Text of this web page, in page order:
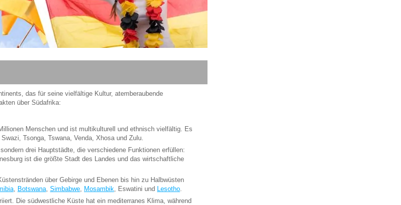
das für seine vielfältige Kultur, atemberaubende
über Südafrika:
Menschen und ist multikulturell und ethnisch vielfältig. Es
Tsonga, Tswana, Venda, Xhosa und Zulu.
drei Hauptstädte, die verschiedene Funktionen erfüllen:
ist die größte Stadt des Landes und das wirtschaftliche
über Gebirge und Ebenen bis hin zu Halbwüsten
, Botswana, Simbabwe, Mosambik, Eswatini und Lesotho.
Die südwestliche Küste hat ein mediterranes Klima, während